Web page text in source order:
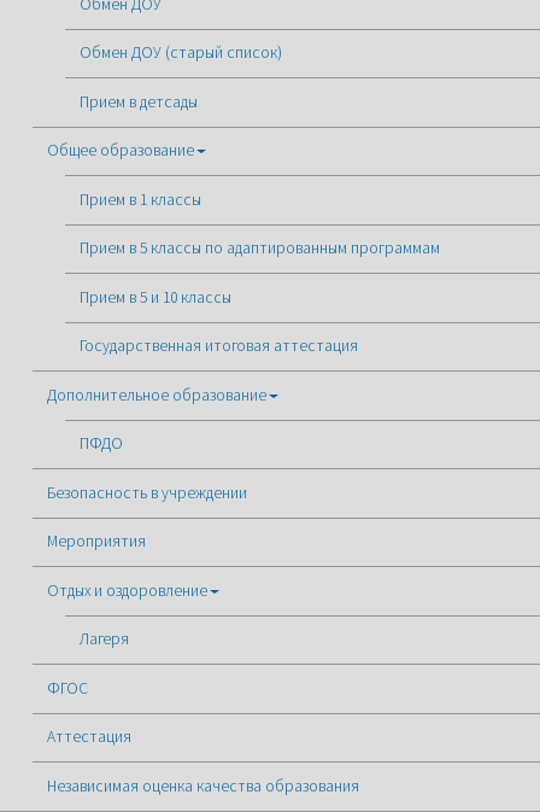
Обмен ДОУ (старый список)
Прием в детсады
Общее образование
Прием в 1 классы
Прием в 5 классы по адаптированным программам
Прием в 5 и 10 классы
Государственная итоговая аттестация
Дополнительное образование
ПФДО
Безопасность в учреждении
Мероприятия
Отдых и оздоровление
Лагеря
ФГОС
Аттестация
Независимая оценка качества образования